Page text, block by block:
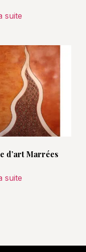
suite
d’art Marrées
suite